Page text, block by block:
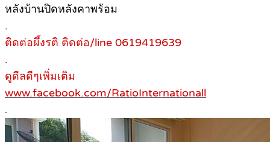
หลังบ้านปิดหลังคาพร้อม
.
ติดต่อผึ้งรติ ติดต่อ/line 0619419639
.
ดูดีลดีๆเพิ่มเติม
www.facebook.com/RatioInternationall
.